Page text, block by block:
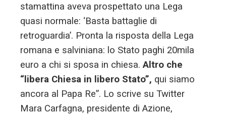
stamattina aveva prospettato una Lega
quasi normale: ‘Basta battaglie di
retroguardia’. Pronta la risposta della Lega
romana e salviniana: lo Stato paghi 20mila
euro a chi si sposa in chiesa. Altro che
“libera Chiesa in libero Stato”, qui siamo
ancora al Papa Re”. Lo scrive su Twitter
Mara Carfagna, presidente di Azione,